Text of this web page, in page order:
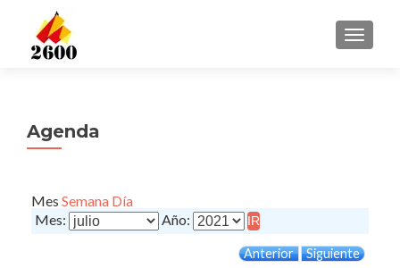
Agenda
Mes Semana Día
Mes:
Año:
Anterior Siguiente